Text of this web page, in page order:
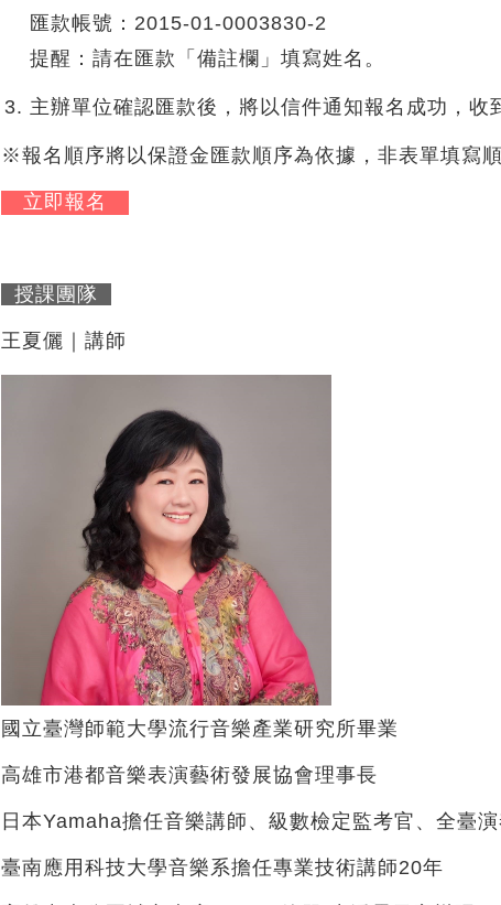
匯款帳號：2015-01-0003830-2
提醒：請在匯款「備註欄」填寫姓名。
主辦單位確認匯款後，將以信件通知報名成功，收
※報名順序將以保證金匯款順序為依據，非表單填寫
立即報名
授課團隊
王夏儷｜講師
國立臺灣師範大學流行音樂產業研究所畢業
高雄市港都音樂表演藝術發展協會理事長
日本Yamaha擔任音樂講師、級數檢定監考官、全臺
臺南應用科技大學音樂系擔任專業技術講師20年